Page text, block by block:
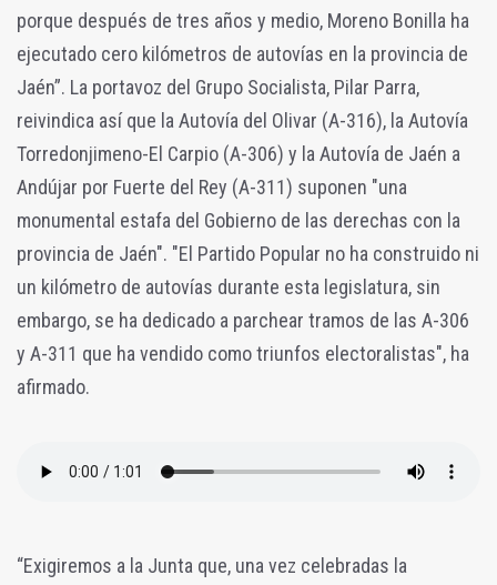
porque después de tres años y medio, Moreno Bonilla ha
ejecutado cero kilómetros de autovías en la provincia de
Jaén”. La portavoz del Grupo Socialista, Pilar Parra,
reivindica así que la Autovía del Olivar (A-316), la Autovía
Torredonjimeno-El Carpio (A-306) y la Autovía de Jaén a
Andújar por Fuerte del Rey (A-311) suponen "una
monumental estafa del Gobierno de las derechas con la
provincia de Jaén". "El Partido Popular no ha construido ni
un kilómetro de autovías durante esta legislatura, sin
embargo, se ha dedicado a parchear tramos de las A-306
y A-311 que ha vendido como triunfos electoralistas", ha
afirmado.
“Exigiremos a la Junta que, una vez celebradas la